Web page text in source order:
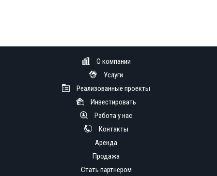
О компании
Услуги
Реализованные проекты
Инвестировать
Работа у нас
Контакты
Аренда
Продажа
Стать партнером